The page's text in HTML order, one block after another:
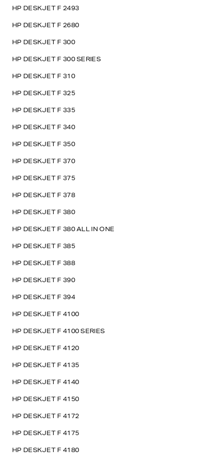
HP DESKJET F 2493
HP DESKJET F 2680
HP DESKJET F 300
HP DESKJET F 300 SERIES
HP DESKJET F 310
HP DESKJET F 325
HP DESKJET F 335
HP DESKJET F 340
HP DESKJET F 350
HP DESKJET F 370
HP DESKJET F 375
HP DESKJET F 378
HP DESKJET F 380
HP DESKJET F 380 ALL IN ONE
HP DESKJET F 385
HP DESKJET F 388
HP DESKJET F 390
HP DESKJET F 394
HP DESKJET F 4100
HP DESKJET F 4100 SERIES
HP DESKJET F 4120
HP DESKJET F 4135
HP DESKJET F 4140
HP DESKJET F 4150
HP DESKJET F 4172
HP DESKJET F 4175
HP DESKJET F 4180